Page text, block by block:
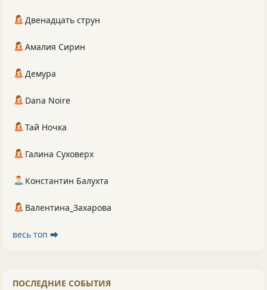
Двенадцать струн
Амалия Сирин
Демура
Dana Noire
Тай Ночка
Галина Суховерх
Константин Балухта
Валентина_Захарова
весь топ ⮕
ПОСЛЕДНИЕ СОБЫТИЯ